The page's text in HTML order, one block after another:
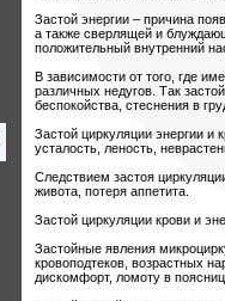
Застой энергии – причина
а также сверлящей и
положительный внутренний
В зависимости от того, где
различных недугов. Так
беспокойства, стеснения в
Застой циркуляции энергии
усталость, леность,
Следствием застоя
живота, потеря аппетита.
Застой циркуляции крови и
Застойные явления
кровоподтеков, возрастных
дискомфорт, ломоту в